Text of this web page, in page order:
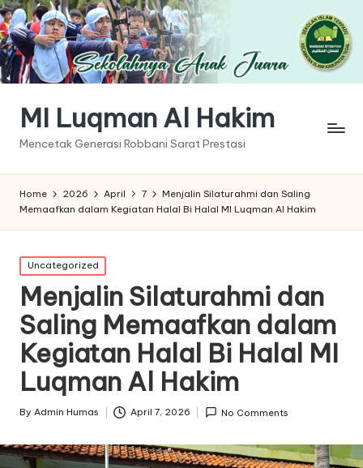
MI Luqman Al Hakim
Mencetak Generasi Robbani Sarat Prestasi
Home 2026 April 7
Menjalin Silaturahmi dan Saling
Memaafkan dalam Kegiatan Halal Bi Halal MI Luqman Al Hakim
Posted
in
Uncategorized
Menjalin Silaturahmi dan
Saling Memaafkan dalam
Kegiatan Halal Bi Halal MI
Luqman Al Hakim
Posted
By Admin Humas April 7, 2026 No Comments